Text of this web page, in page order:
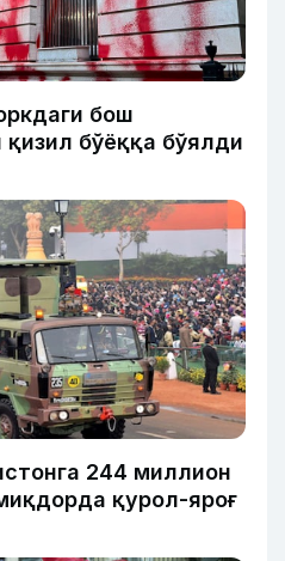
бош
қизил бўёққа бўялди
244 миллион
қурол-яроғ